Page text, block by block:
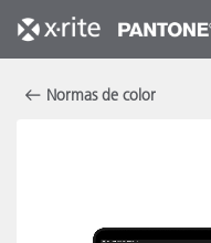
Normas de color